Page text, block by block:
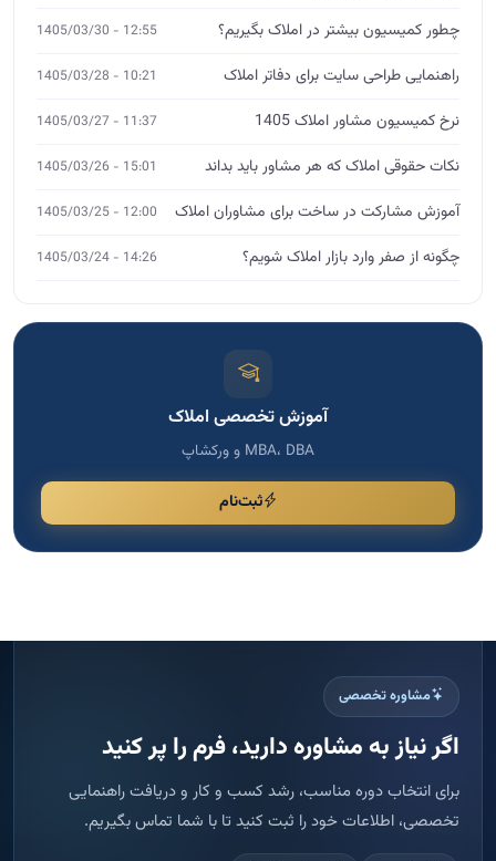
چطور کمیسیون بیشتر در املاک بگیریم؟ 12:55 - 1405/03/30
راهنمایی طراحی سایت برای دفاتر املاک 10:21 - 1405/03/28
نرخ کمیسیون مشاور املاک 1405 11:37 - 1405/03/27
نکات حقوقی املاک که هر مشاور باید بداند 15:01 - 1405/03/26
آموزش مشارکت در ساخت برای مشاوران املاک 12:00 - 1405/03/25
چگونه از صفر وارد بازار املاک شویم؟ 14:26 - 1405/03/24
آموزش تخصصی املاک
MBA، DBA و ورکشاپ
ثبت‌نام
مشاوره تخصصی
اگر نیاز به مشاوره دارید، فرم را پر کنید
برای انتخاب دوره مناسب، رشد کسب و کار و دریافت راهنمایی
تخصصی، اطلاعات خود را ثبت کنید تا با شما تماس بگیریم.